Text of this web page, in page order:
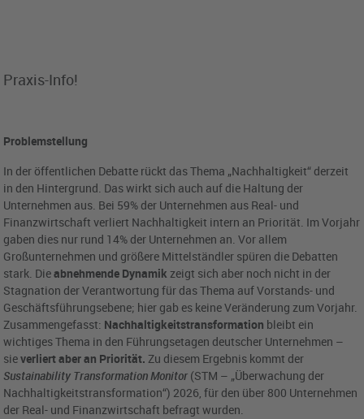
Praxis-Info!
Problemstellung
In der öffentlichen Debatte rückt das Thema „Nachhaltigkeit“ derzeit
in den Hintergrund. Das wirkt sich auch auf die Haltung der
Unternehmen aus. Bei 59% der Unternehmen aus Real- und
Finanzwirtschaft verliert Nachhaltigkeit intern an Priorität. Im Vorjahr
gaben dies nur rund 14% der Unternehmen an. Vor allem
Großunternehmen und größere Mittelständler spüren die Debatten
stark. Dieabnehmende Dynamik zeigt sich aber noch nicht in der
Stagnation der Verantwortung für das Thema auf Vorstands- und
Geschäftsführungsebene; hier gab es keine Veränderung zum Vorjahr.
Zusammengefasst: Nachhaltigkeitstransformation bleibt ein
wichtiges Thema in den Führungsetagen deutscher Unternehmen –
sieverliert aber an Priorität. Zu diesem Ergebnis kommt der
Sustainability Transformation Monitor (STM – „Überwachung der
Nachhaltigkeitstransformation“) 2026, für den über 800 Unternehmen
der Real- und Finanzwirtschaft befragt wurden.